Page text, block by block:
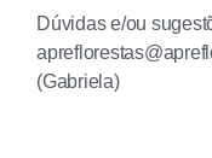
Dúvidas e/ou
(Gabriela)